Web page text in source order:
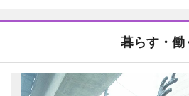
暮らす・働